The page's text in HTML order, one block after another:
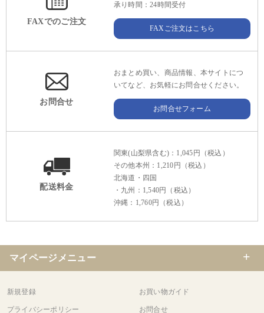
FAXでのご注文
承り時間：24時間受付
FAXご注文はこちら
お問合せ
おまとめ買い、商品情報、本サイトにつ
いてなど、お気軽にお問合せください。
お問合せフォーム
配送料金
関東(山梨県含む)：1,045円（税込）
その他本州：1,210円（税込）
北海道・四国
・九州：1,540円（税込）
沖縄：1,760円（税込）
マイページメニュー
新規登録 お買い物ガイド
プライバシーポリシー お問合せ